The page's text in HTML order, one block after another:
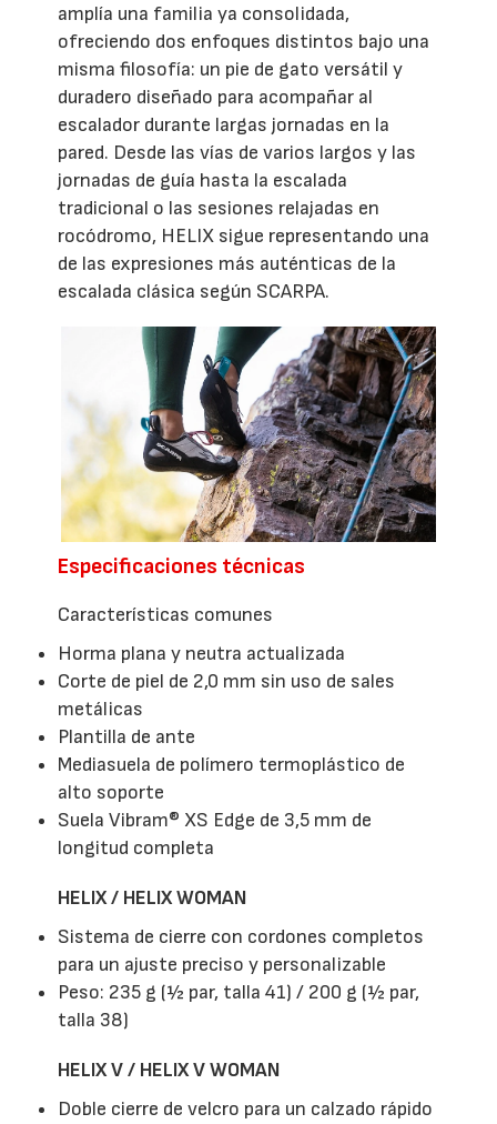
amplía una familia ya consolidada,
ofreciendo dos enfoques distintos bajo una
misma filosofía: un pie de gato versátil y
duradero diseñado para acompañar al
escalador durante largas jornadas en la
pared. Desde las vías de varios largos y las
jornadas de guía hasta la escalada
tradicional o las sesiones relajadas en
rocódromo, HELIX sigue representando una
de las expresiones más auténticas de la
escalada clásica según SCARPA.
Especificaciones técnicas
Características comunes
Horma plana y neutra actualizada
Corte de piel de 2,0 mm sin uso de sales
metálicas
Plantilla de ante
Mediasuela de polímero termoplástico de
alto soporte
Suela Vibram® XS Edge de 3,5 mm de
longitud completa
HELIX / HELIX WOMAN
Sistema de cierre con cordones completos
para un ajuste preciso y personalizable
Peso: 235 g (½ par, talla 41) / 200 g (½ par,
talla 38)
HELIX V / HELIX V WOMAN
Doble cierre de velcro para un calzado rápido